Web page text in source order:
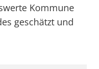
Kommune
geschätzt und